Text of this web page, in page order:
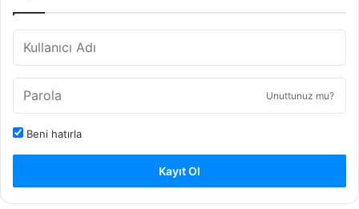
Unuttunuz mu?
Beni hatırla
Kayıt Ol